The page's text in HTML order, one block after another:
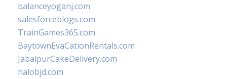
balanceyoganj.com
salesforceblogs.com
TrainGames365.com
BaytownEvaCationRentals.com
JabalpurCakeDelivery.com
halobjd.com